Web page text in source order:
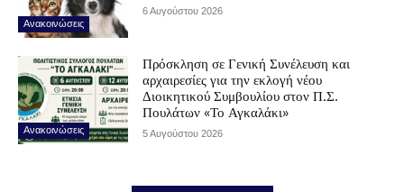
Ανακοινώσεις
6 Αυγούστου 2026
Ανακοινώσεις
Πρόσκληση σε Γενική Συνέλευση και
αρχαιρεσίες για την εκλογή νέου
Διοικητικού Συμβουλίου στον Π.Σ.
Πουλάτων «Το Αγκαλάκι»
5 Αυγούστου 2026